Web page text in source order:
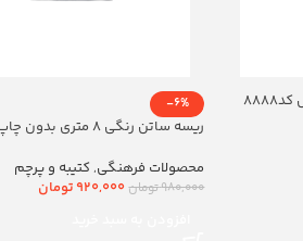
-6%
ریسه ساتن رنگی 8 متری بدون چاپ
محصولات فرهنگی, کتیبه و پرچم
980,000تومان920,000تومان